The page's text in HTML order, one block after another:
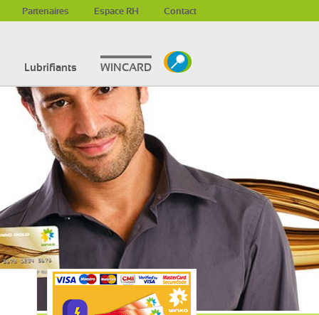
Contact
Espace RH
Partenaires
Lubrifiants WINCARD